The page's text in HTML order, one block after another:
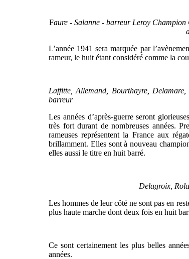
Faure- Salanne - barreur Leroy Champion
L’année 1941 sera marquée par
rameur, le huit étant considéré comme la
Laffitte, Allemand, Bourthayre,
barreur
Les années d’après-guerre seront
très fort durant de nombreuses années.
rameuses représentent la France aux
brillamment. Elles sont à nouveau
elles aussi le titre en huit barré.
Delagroix,
Les hommes de leur côté ne sont pas en
plus haute marche dont deux fois en huit
Ce sont certainement les plus belles
années.